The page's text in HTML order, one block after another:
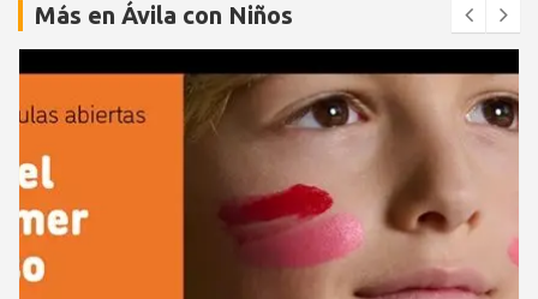
Más en Ávila con Niños